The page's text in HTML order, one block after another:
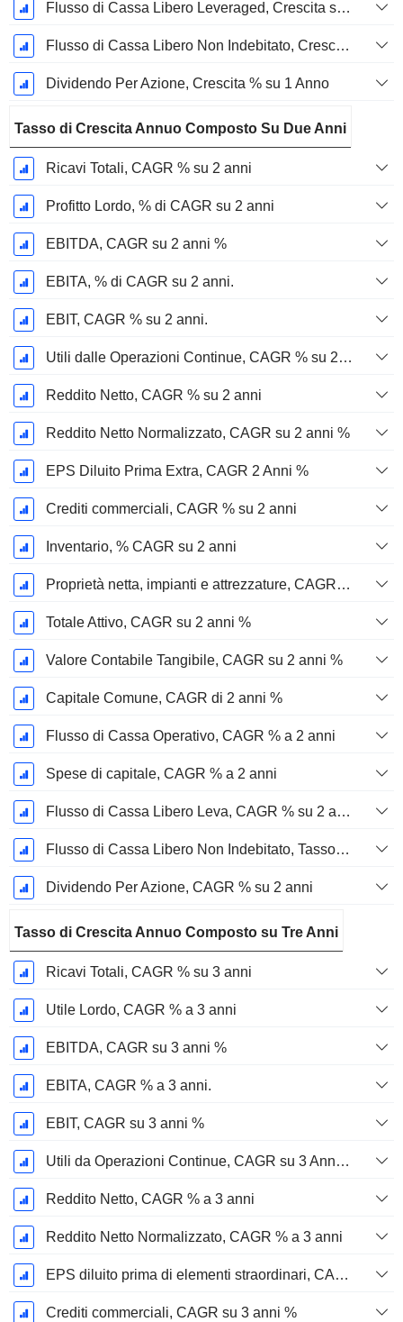
Flusso di Cassa Libero Leveraged, Crescita su 1 Anno %
Flusso di Cassa Libero Non Indebitato, Crescita su 1 Anno %
Dividendo Per Azione, Crescita % su 1 Anno
Tasso di Crescita Annuo Composto Su Due Anni
Ricavi Totali, CAGR % su 2 anni
Profitto Lordo, % di CAGR su 2 anni
EBITDA, CAGR su 2 anni %
EBITA, % di CAGR su 2 anni.
EBIT, CAGR % su 2 anni.
Utili dalle Operazioni Continue, CAGR % su 2 anni
Reddito Netto, CAGR % su 2 anni
Reddito Netto Normalizzato, CAGR su 2 anni %
EPS Diluito Prima Extra, CAGR 2 Anni %
Crediti commerciali, CAGR % su 2 anni
Inventario, % CAGR su 2 anni
Proprietà netta, impianti e attrezzature, CAGR su 2 anni %
Totale Attivo, CAGR su 2 anni %
Valore Contabile Tangibile, CAGR su 2 anni %
Capitale Comune, CAGR di 2 anni %
Flusso di Cassa Operativo, CAGR % a 2 anni
Spese di capitale, CAGR % a 2 anni
Flusso di Cassa Libero Leva, CAGR % su 2 anni
Flusso di Cassa Libero Non Indebitato, Tasso di Crescita Annuo Composto su 2 Anni %
Dividendo Per Azione, CAGR % su 2 anni
Tasso di Crescita Annuo Composto su Tre Anni
Ricavi Totali, CAGR % su 3 anni
Utile Lordo, CAGR % a 3 anni
EBITDA, CAGR su 3 anni %
EBITA, CAGR % a 3 anni.
EBIT, CAGR su 3 anni %
Utili da Operazioni Continue, CAGR su 3 Anni %
Reddito Netto, CAGR % a 3 anni
Reddito Netto Normalizzato, CAGR % a 3 anni
EPS diluito prima di elementi straordinari, CAGR su 3 anni %
Crediti commerciali, CAGR su 3 anni %